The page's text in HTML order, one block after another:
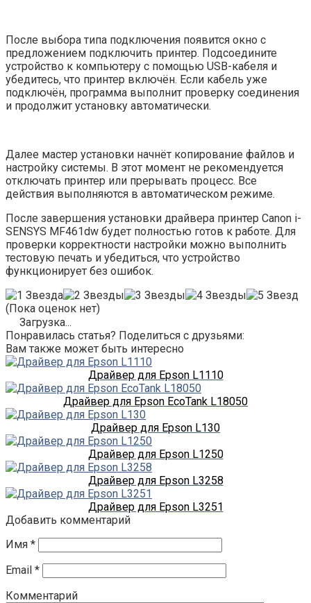
После выбора типа подключения появится окно с
предложением подключить принтер. Подсоедините
устройство к компьютеру с помощью USB-кабеля и
убедитесь, что принтер включён. Если кабель уже
подключён, программа выполнит проверку соединения
и продолжит установку автоматически.
Далее мастер установки начнёт копирование файлов и
настройку системы. В этот момент не рекомендуется
отключать принтер или прерывать процесс. Все
действия выполняются в автоматическом режиме.
После завершения установки драйвера принтер Canon i-
SENSYS MF461dw будет полностью готов к работе. Для
проверки корректности настройки можно выполнить
тестовую печать и убедиться, что устройство
функционирует без ошибок.
(Пока оценок нет)
Загрузка...
Понравилась статья? Поделиться с друзьями:
Вам также может быть интересно
Драйвер для Epson L1110
Драйвер для Epson EcoTank L18050
Драйвер для Epson L130
Драйвер для Epson L1250
Драйвер для Epson L3258
Драйвер для Epson L3251
Добавить комментарий
Имя *
Email *
Комментарий